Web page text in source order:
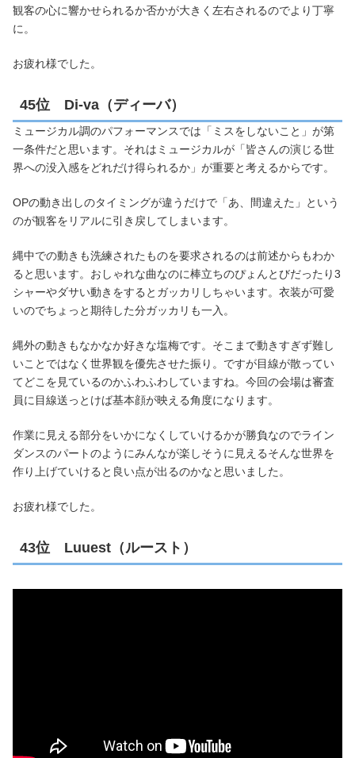
観客の心に響かせられるか否かが大きく左右されるのでより丁寧
に。
お疲れ様でした。
45位 Di-va（ディーバ）
ミュージカル調のパフォーマンスでは「ミスをしないこと」が第
一条件だと思います。それはミュージカルが「皆さんの演じる世
界への没入感をどれだけ得られるか」が重要と考えるからです。
OPの動き出しのタイミングが違うだけで「あ、間違えた」という
のが観客をリアルに引き戻してしまいます。
縄中での動きも洗練されたものを要求されるのは前述からもわか
ると思います。おしゃれな曲なのに棒立ちのぴょんとびだったり3
シャーやダサい動きをするとガッカリしちゃいます。衣装が可愛
いのでちょっと期待した分ガッカリも一入。
縄外の動きもなかなか好きな塩梅です。そこまで動きすぎず難し
いことではなく世界観を優先させた振り。ですが目線が散ってい
てどこを見ているのかふわふわしていますね。今回の会場は審査
員に目線送っとけば基本顔が映える角度になります。
作業に見える部分をいかになくしていけるかが勝負なのでライン
ダンスのパートのようにみんなが楽しそうに見えるそんな世界を
作り上げていけると良い点が出るのかなと思いました。
お疲れ様でした。
43位 Luuest（ルースト）